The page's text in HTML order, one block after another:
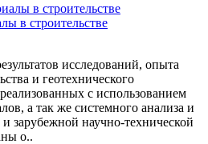
в строительстве
исследований, опыта
и геотехнического
с использованием
а так же системного анализа и
зарубежной научно-технической
о..